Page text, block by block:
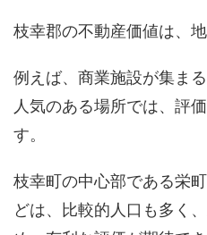
枝幸郡の不動産価値は、
例えば、商業施設が集ま
人気のある場所では、評
す。
枝幸町の中心部である栄
どは、比較的人口も多く